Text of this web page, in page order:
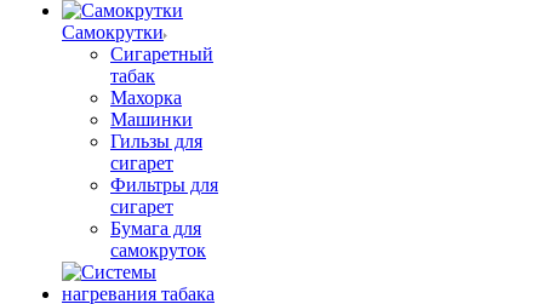
Самокрутки
Сигаретный
табак
Махорка
Машинки
Гильзы для
сигарет
Фильтры для
сигарет
Бумага для
самокруток